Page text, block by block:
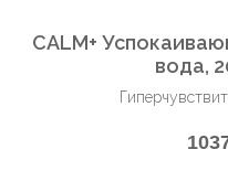
CALM+
вода,